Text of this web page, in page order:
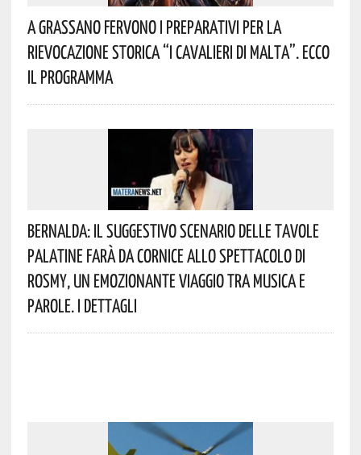
A Grassano Fervono I Preparativi Per La
Rievocazione Storica “I CAVALIERI DI MALTA”. Ecco
Il Programma
Bernalda: Il Suggestivo Scenario Delle Tavole
Palatine Farà Da Cornice Allo Spettacolo Di
Rosmy, Un Emozionante Viaggio Tra Musica E
Parole. I Dettagli